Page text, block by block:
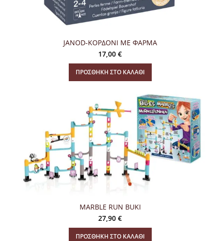
JANOD-ΚΟΡΔΟΝΙ ΜΕ ΦΑΡΜΑ
17,00 €
ΠΡΟΣΘΉΚΗ ΣΤΟ ΚΑΛΆΘΙ
MARBLE RUN BUKI
27,90 €
ΠΡΟΣΘΉΚΗ ΣΤΟ ΚΑΛΆΘΙ